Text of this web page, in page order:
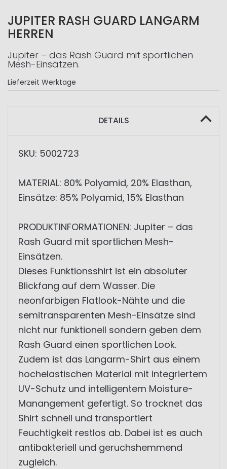
JUPITER RASH GUARD LANGARM
HERREN
Jupiter – das Rash Guard mit sportlichen
Mesh-Einsätzen.
Lieferzeit Werktage
DETAILS
SKU: 5002723
MATERIAL: 80% Polyamid, 20% Elasthan,
Einsätze: 85% Polyamid, 15% Elasthan
PRODUKTINFORMATIONEN: Jupiter – das
Rash Guard mit sportlichen Mesh-
Einsätzen.
Dieses Funktionsshirt ist ein absoluter
Blickfang auf dem Wasser. Die
neonfarbigen Flatlook-Nähte und die
semitransparenten Mesh-Einsätze sind
nicht nur funktionell sondern geben dem
Rash Guard einen sportlichen Look.
Zudem ist das Langarm-Shirt aus einem
hochelastischen Material mit integriertem
UV-Schutz und intelligentem Moisture-
Manangement gefertigt. So trocknet das
Shirt schnell und transportiert
Feuchtigkeit restlos ab. Dabei ist es auch
antibakteriell und geruchshemmend
zugleich.